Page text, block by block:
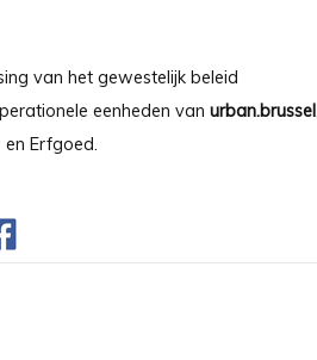
van het gewestelijk beleid
eenheden van urban.brussel
Erfgoed.